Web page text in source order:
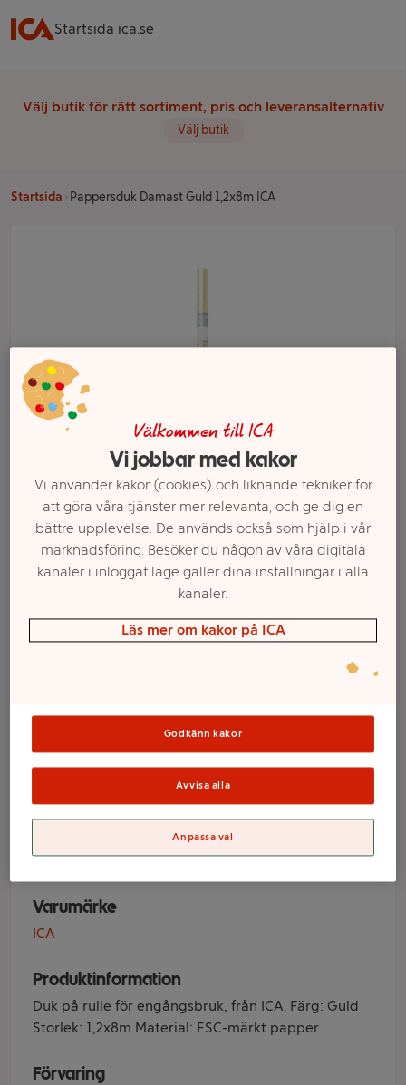
Startsida ica.se
Välj butik för rätt sortiment, pris och leveransalternativ
Välj butik
Startsida Pappersduk Damast Guld 1,2x8m ICA
Pappersduk
Damast Guld
1,2x8m ICA
Varumärke
ICA
Produktinformation
Duk på rulle för engångsbruk, från ICA. Färg: Guld
Storlek: 1,2x8m Material: FSC-märkt papper
Förvaring
Välj butik och handla
Välkommen till ICA
Vi jobbar med kakor
Vi använder kakor (cookies) och liknande tekniker för
att göra våra tjänster mer relevanta, och ge dig en
bättre upplevelse. De används också som hjälp i vår
marknadsföring. Besöker du någon av våra digitala
kanaler i inloggat läge gäller dina inställningar i alla
kanaler.
Läs mer om kakor på ICA
Godkänn kakor
Avvisa alla
Anpassa val